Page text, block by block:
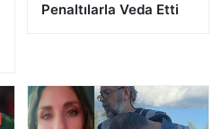
Penaltılarla Veda Etti